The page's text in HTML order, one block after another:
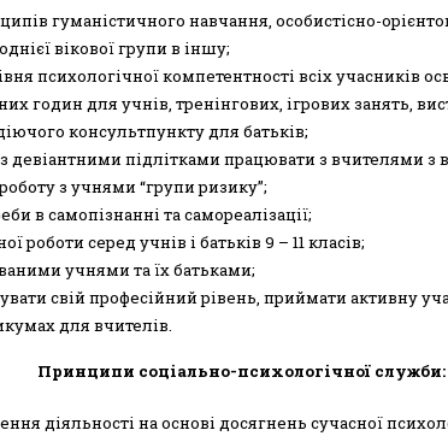
гуманістичного навчання, особистісно-
вікової групи в іншу;
психологічної компетентності всіх учасників
годин для учнів, тренінгових, ігрових занять,
консультпункту для батьків;
підлітками працювати з вчителями з
з учнями “групи ризику”;
в самопізнанні та самореалізації;
роботи серед учнів і батьків 9 – 11 класів;
учнями та їх батьками;
свій професійний рівень, приймати активну
для вчителів.
Принципи соціально-психологічної служби:
діяльності на основі досягнень сучасної